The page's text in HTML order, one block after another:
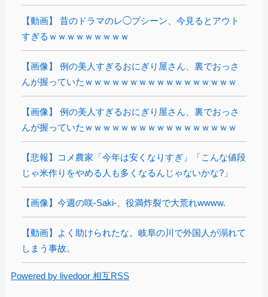
【動画】 昔のドラマのレ◯プシーン、今見るとアウト
すぎるｗｗｗｗｗｗｗｗｗ
【画像】 例の美人すぎるおにぎり屋さん、裏でおっさ
んが握っていたｗｗｗｗｗｗｗｗｗｗｗｗｗｗｗｗｗ
【画像】 例の美人すぎるおにぎり屋さん、裏でおっさ
んが握っていたｗｗｗｗｗｗｗｗｗｗｗｗｗｗｗｗｗ
【悲報】コメ農家「今年は安くなりすぎ」「こんな値段
じゃ米作りをやめる人も多くなるんじゃないかな?」
【画像】今週の咲-Saki-、役満炸裂で大荒れwwww.
【動画】よく助けられたな。岐阜の川で外国人が溺れて
しまう事故。
Powered by livedoor 相互RSS